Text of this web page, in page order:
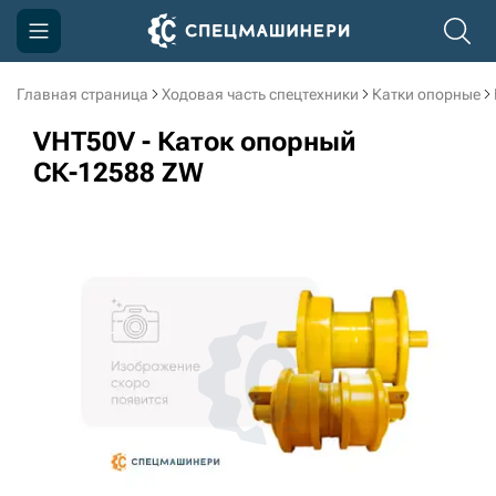
Главная страница Ходовая часть спецтехники Катки опорные
VHT50V - Каток опорный
СК-12588 ZW
Компания
Акции
3D тур по производству
3D тур по складам
sksale@skdst.ru